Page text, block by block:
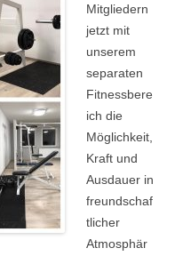
Mitgliedern
jetzt mit
unserem
separaten
Fitnessbere
ich die
Möglichkeit,
Kraft und
Ausdauer in
freundschaf
tlicher
Atmosphär